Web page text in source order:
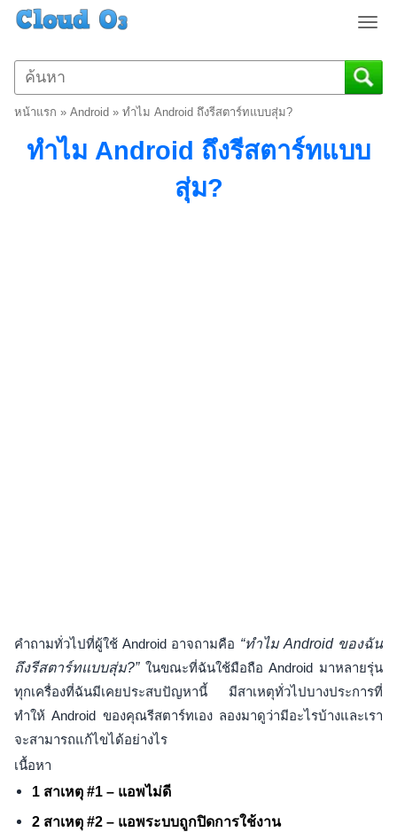
T
g
g
n
a
หน้าแรก » Android » ทำไม Android ถึงรีสตาร์ทแบบสุ่ม?
ทำไม Android ถึงรีสตาร์ทแบบ
สุ่ม?
คำถามทั่วไปที่ผู้ใช้ Android อาจถามคือ “ทำไม Android ของฉัน
ถึงรีสตาร์ทแบบสุ่ม?”ในขณะที่ฉันใช้มือถือ Android มาหลายรุ่น
ทุกเครื่องที่ฉันมีเคยประสบปัญหานี้ มีสาเหตุทั่วไปบางประการที่
ทำให้ Android ของคุณรีสตาร์ทเอง ลองมาดูว่ามีอะไรบ้างและเรา
จะสามารถแก้ไขได้อย่างไร
เนื้อหา
1 สาเหตุ #1 – แอพไม่ดี
2 สาเหตุ #2 – แอพระบบถูกปิดการใช้งาน